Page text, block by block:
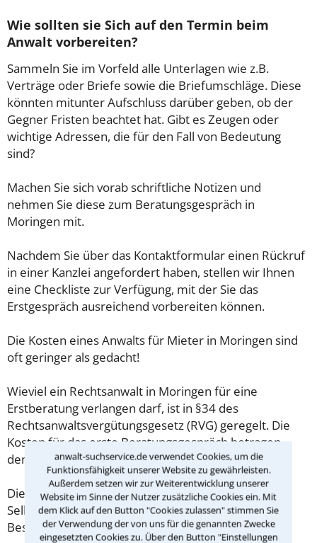
anwalt-suchservice.de verwendet Cookies, um die
Funktionsfähigkeit unserer Website zu gewährleisten.
Außerdem setzen wir zur Weiterentwicklung unserer
Website im Sinne der Nutzer zusätzliche Cookies ein. Mit
dem Klick auf den Button "Cookies zulassen" stimmen Sie
der Verwendung der von uns für die genannten Zwecke
eingesetzten Cookies zu. Über den Button "Einstellungen
Wie sollten sie Sich auf den Termin beim
Anwalt vorbereiten?
Sammeln Sie im Vorfeld alle Unterlagen wie z.B.
Verträge oder Briefe sowie die Briefumschläge. Diese
könnten mitunter Aufschluss darüber geben, ob der
Gegner Fristen beachtet hat. Gibt es Zeugen oder
wichtige Adressen, die für den Fall von Bedeutung
sind?
Machen Sie sich vorab schriftliche Notizen und
nehmen Sie diese zum Beratungsgespräch in
Moringen mit.
Nachdem Sie über das Kontaktformular einen Rückruf
in einer Kanzlei angefordert haben, stellen wir Ihnen
eine Checkliste zur Verfügung, mit der Sie das
Erstgespräch ausreichend vorbereiten können.
Die Kosten eines Anwalts für Mieter in Moringen sind
oft geringer als gedacht!
Wieviel ein Rechtsanwalt in Moringen für eine
Erstberatung verlangen darf, ist in §34 des
Rechtsanwaltsvergütungsgesetz (RVG) geregelt. Die
Kosten für das erste Beratungsgespräch betragen
demnach maximal 190,00 € zzgl. MwSt.
Diese Regelung gilt jedoch nur für Verbraucher. Für
Selbstständige oder Freiberufler gilt diese
Beschränkung nicht.